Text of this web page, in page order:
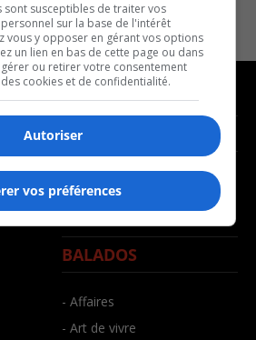
MUSIQUE
- Joué récemment
BALADOS
- Affaires
- Art de vivre
sont susceptibles de traiter vos
sur la base de l'intérêt
vous y opposer en gérant vos options
un lien en bas de cette page ou dans
ou retirer votre consentement
cookies et de confidentialité.
Autoriser
vos préférences